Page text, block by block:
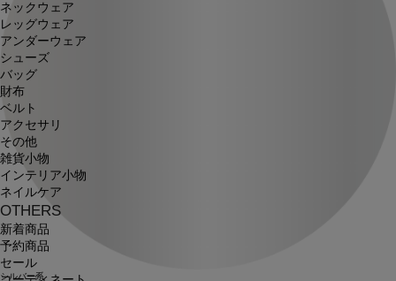
ネックウェア
レッグウェア
アンダーウェア
シューズ
バッグ
財布
ベルト
アクセサリ
その他
雑貨小物
インテリア小物
ネイルケア
OTHERS
新着商品
予約商品
セール
シルバー系